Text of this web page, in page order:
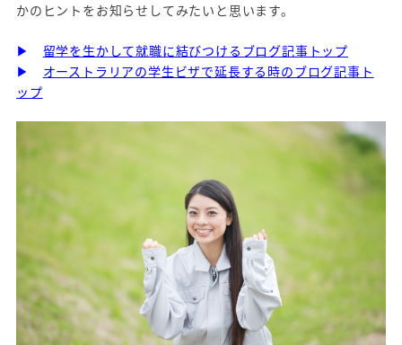
かのヒントをお知らせしてみたいと思います。
▶
留学を生かして就職に結びつけるブログ記事トップ
▶
オーストラリアの学生ビザで延長する時のブログ記事ト
ップ